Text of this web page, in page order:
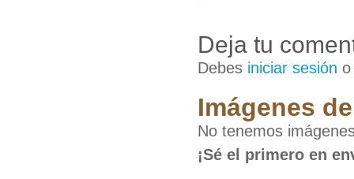
Deja tu
Debes iniciar sesión
Imágenes
No tenemos
¡Sé el primero en